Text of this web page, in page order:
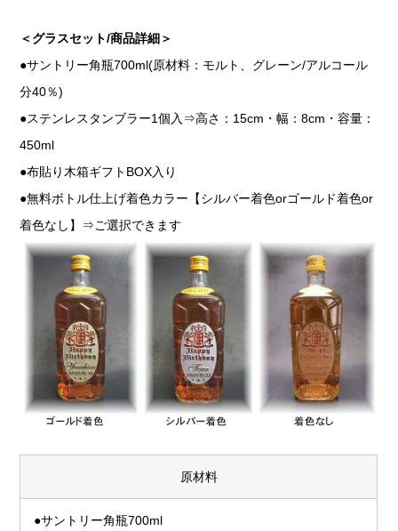
＜グラスセット/商品詳細＞
●サントリー角瓶700ml(原材料：モルト、グレーン/アルコール
分40％)
●ステンレスタンブラー1個入⇒高さ：15cm・幅：8cm・容量：
450ml
●布貼り木箱ギフトBOX入り
●無料ボトル仕上げ着色カラー【シルバー着色orゴールド着色or
着色なし】⇒ご選択できます
原材料
●サントリー角瓶700ml